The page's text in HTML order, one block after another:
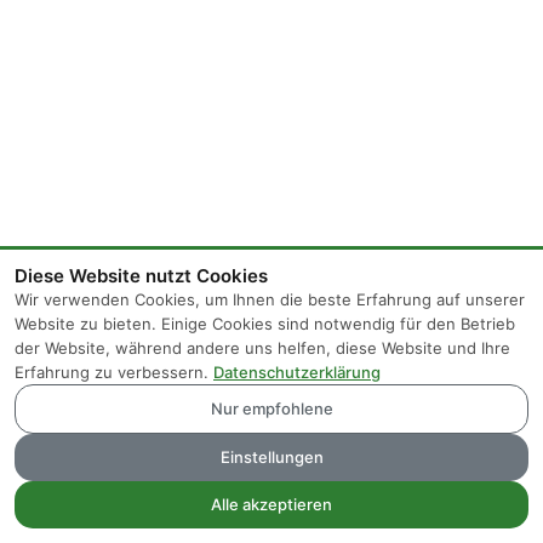
Privatsphäre und Datenschutz
Diese Website nutzt Cookies
Wir verwenden Cookies, um Ihnen die beste Erfahrung auf unserer
Website zu bieten. Einige Cookies sind notwendig für den Betrieb
der Website, während andere uns helfen, diese Website und Ihre
Erfahrung zu verbessern. Datenschutzerklärung
Nur empfohlene
Einstellungen
Alle akzeptieren